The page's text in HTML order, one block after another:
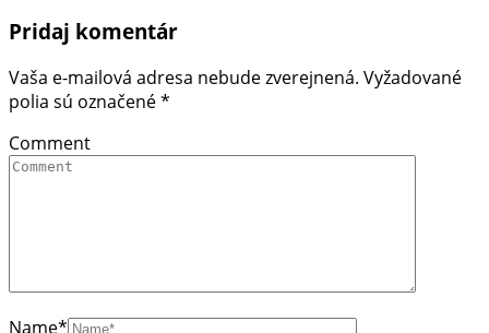
Pridaj komentár
Vaša e-mailová adresa nebude zverejnená. Vyžadované
polia sú označené*
Comment
Name*